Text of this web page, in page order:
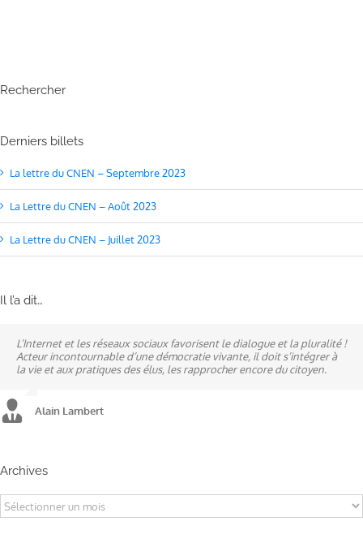
Rechercher
Derniers billets
La lettre du CNEN – Septembre 2023
La Lettre du CNEN – Août 2023
La Lettre du CNEN – Juillet 2023
Il l’a dit…
L’Internet et les réseaux sociaux favorisent le dialogue et la pluralité !
Acteur incontournable d’une démocratie vivante, il doit s’intégrer à
la vie et aux pratiques des élus, les rapprocher encore du citoyen.
Alain Lambert
Ne pas subir, mais construire son destin, telle est la philosophie qui
n’a cessé de mobiliser la ville d’Alençon, son agglomération et ses
élus.
Alain Lambert
A mes yeux, la politique est synonyme de service : un sénateur doit
être au service des élus et des communes comme un maire sait si bien
l’être au service des habitants.
Alain Lambert
Archives
Archives